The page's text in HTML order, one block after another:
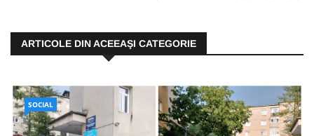
ARTICOLE DIN ACEEAŞI CATEGORIE
SOCIAL